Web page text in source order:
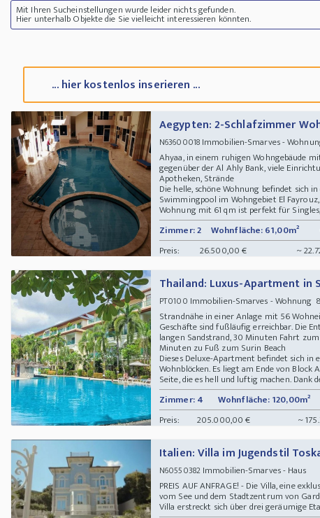
Mit Ihren Sucheinstellungen wurde leider nichts gefunden.
Hier unterhalb Objekte die Sie vielleicht interessieren könnten.
... hier kostenlos inserieren ...
Aegypten: 2-Schlafzimmer
N63600018Immobilien-Smarves -
Ahyaa, in einem ruhigen Wohngebäude
gegenüber der Al Ahly Bank, viele
Apotheken, Strände
Die helle, schöne Wohnung befindet sich
Swimmingpool im Wohngebiet El
Wohnung mit 61 qm ist perfekt für
Zimmer: 2
Wohnfläche: 61,00m²
Preis:
26.500,00 € ~
Thailand: Luxus-Apartment
PT0100 Immobilien-Smarves - Wohnung
Strandnähe in einer Anlage mit 56
Geschäfte sind fußläufig erreichbar. Die
langen Sandstrand, 30 Minuten Fahrt
Minuten zu Fuß zum Surin Beach
Dieses Deluxe-Apartment befindet sich
Wohnblöcken. Es liegt am Ende von
Seite, die es hell und luftig machen. Dank
Zimmer: 4
Wohnfläche: 120,00m²
Preis:
205.000,00 € ~
Italien: Villa im Jugendstil
N60550382Immobilien-Smarves - Haus
PREIS AUF ANFRAGE! - Die Villa, eine
vom See und dem Stadtzentrum von
Villa erstreckt sich über drei geräumige